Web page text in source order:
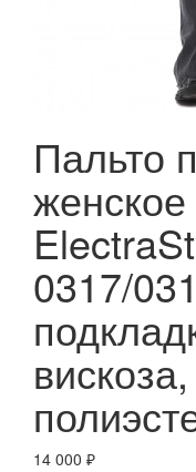
Пальто
0317/
14 000 ₽